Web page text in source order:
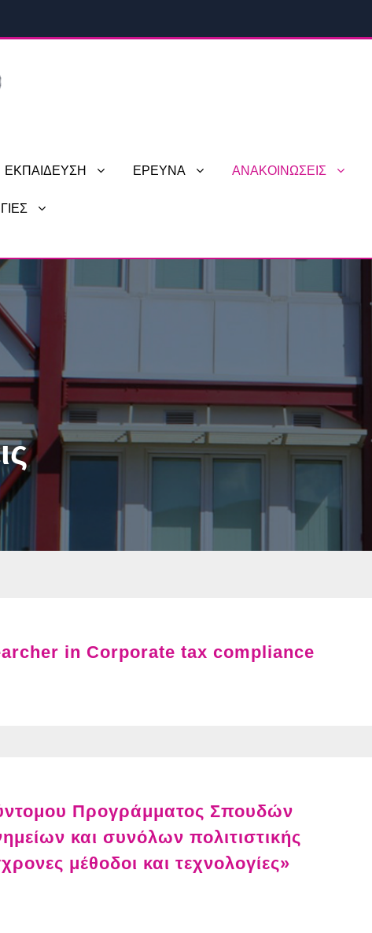
ΕΚΠΑΙΔΕΥΣΗ ΕΡΕΥΝΑ ΑΝΑΚΟΙΝΩΣΕΙΣ
in Corporate tax compliance
Προγράμματος Σπουδών
και συνόλων πολιτιστικής
μέθοδοι και τεχνολογίες»